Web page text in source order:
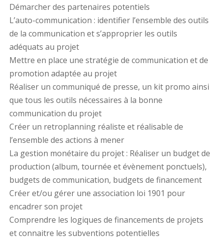
Démarcher des partenaires potentiels
L’auto-communication : identifier l’ensemble des outils
de la communication et s’approprier les outils
adéquats au projet
Mettre en place une stratégie de communication et de
promotion adaptée au projet
Réaliser un communiqué de presse, un kit promo ainsi
que tous les outils nécessaires à la bonne
communication du projet
Créer un retroplanning réaliste et réalisable de
l’ensemble des actions à mener
La gestion monétaire du projet : Réaliser un budget de
production (album, tournée et évènement ponctuels),
budgets de communication, budgets de financement
Créer et/ou gérer une association loi 1901 pour
encadrer son projet
Comprendre les logiques de financements de projets
et connaitre les subventions potentielles